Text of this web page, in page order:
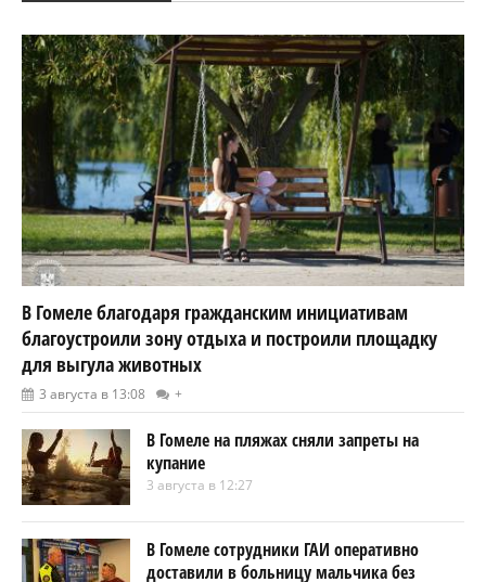
В Гомеле благодаря гражданским инициативам
благоустроили зону отдыха и построили площадку
для выгула животных
3 августа в 13:08 +
В Гомеле на пляжах сняли запреты на
купание
3 августа в 12:27
В Гомеле сотрудники ГАИ оперативно
доставили в больницу мальчика без